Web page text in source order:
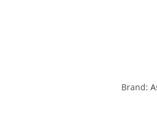
Brand: